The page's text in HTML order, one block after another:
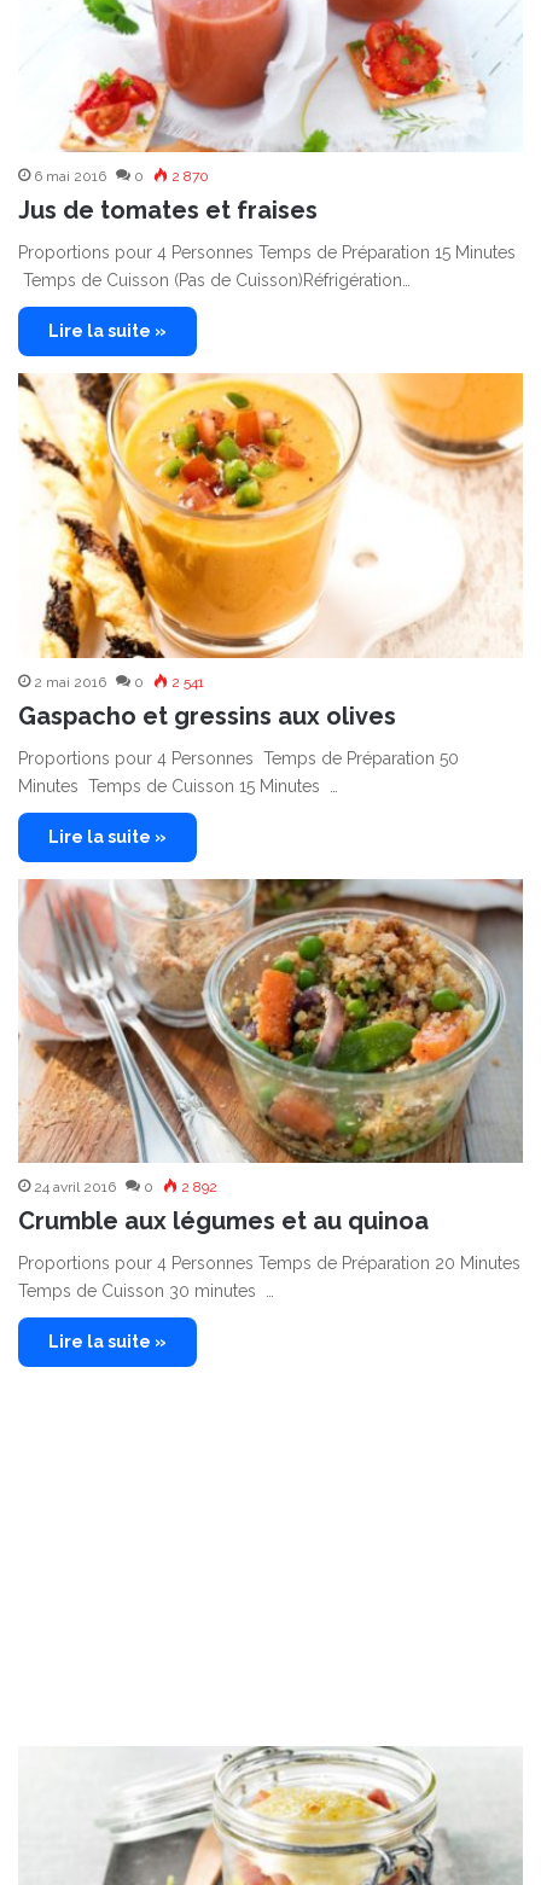
6 mai 2016 0 2 870
Jus de tomates et fraises
Proportions pour 4 Personnes Temps de Préparation 15 Minutes
Temps de Cuisson (Pas de Cuisson)Réfrigération…
Lire la suite »
2 mai 2016 0 2 541
Gaspacho et gressins aux olives
Proportions pour 4 Personnes Temps de Préparation 50
Minutes Temps de Cuisson 15 Minutes …
Lire la suite »
24 avril 2016 0 2 892
Crumble aux légumes et au quinoa
Proportions pour 4 Personnes Temps de Préparation 20 Minutes
Temps de Cuisson 30 minutes …
Lire la suite »